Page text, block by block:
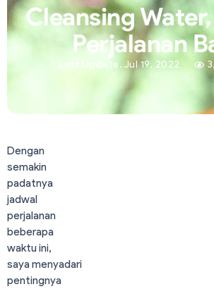
Cleansing
Perjalanan
Last Update. Jul 19, 2022
Dengan
semakin
padatnya
jadwal
perjalanan
beberapa
waktu ini,
saya menyadari
pentingnya